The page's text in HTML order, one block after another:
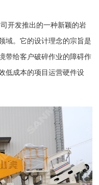
开发推出的一种新颖的岩
域。它的设计理念的宗旨是
带给客户破碎作业的障碍作
低成本的项目运营硬件设